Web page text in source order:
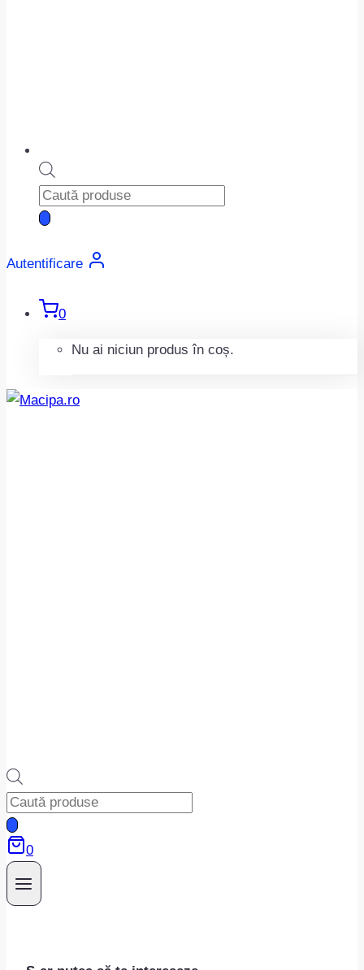
Products
search
Autentificare
0
Nu ai niciun produs în coș.
Products
search
0